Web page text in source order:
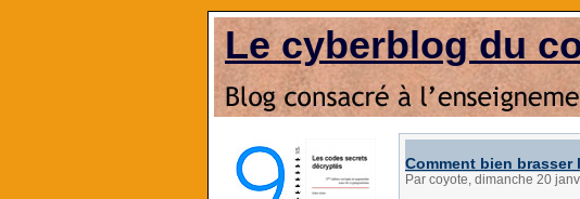
Le cyberblog du
Comment bien brasser
Par coyote, dimanche 20